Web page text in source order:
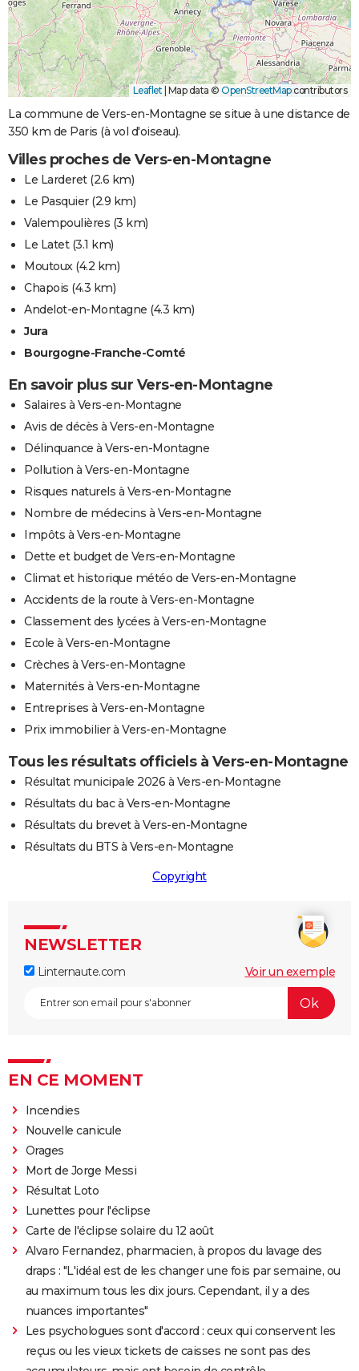
Leaflet Map data © OpenStreetMapcontributors
La commune de Vers-en-Montagne se situe à une distance de
350 km de Paris (à vol d'oiseau).
Villes proches de Vers-en-Montagne
Le Larderet(2.6 km)
Le Pasquier(2.9 km)
Valempoulières (3 km)
Le Latet(3.1 km)
Moutoux(4.2 km)
Chapois (4.3 km)
Andelot-en-Montagne (4.3 km)
Jura
Bourgogne-Franche-Comté
En savoir plus sur Vers-en-Montagne
Salaires à Vers-en-Montagne
Avis de décès à Vers-en-Montagne
Délinquance à Vers-en-Montagne
Pollution à Vers-en-Montagne
Risques naturels à Vers-en-Montagne
Nombre de médecins à Vers-en-Montagne
Impôts à Vers-en-Montagne
Dette et budget de Vers-en-Montagne
Climat et historique météo de Vers-en-Montagne
Accidents de la route à Vers-en-Montagne
Classement des lycées à Vers-en-Montagne
Ecole à Vers-en-Montagne
Crèches à Vers-en-Montagne
Maternités à Vers-en-Montagne
Entreprises à Vers-en-Montagne
Prix immobilier à Vers-en-Montagne
Tous les résultats officiels à Vers-en-Montagne
Résultat municipale 2026 à Vers-en-Montagne
Résultats du bac à Vers-en-Montagne
Résultats du brevet à Vers-en-Montagne
Résultats du BTS à Vers-en-Montagne
Copyright
NEWSLETTER
Linternaute.com Voir un exemple
EN CE MOMENT
Incendies
Nouvelle canicule
Orages
Mort de Jorge Messi
Résultat Loto
Lunettes pour l'éclipse
Carte de l'éclipse solaire du 12 août
Alvaro Fernandez, pharmacien, à propos du lavage des
draps : "L'idéal est de les changer une fois par semaine, ou
au maximum tous les dix jours. Cependant, il y a des
nuances importantes"
Les psychologues sont d'accord : ceux qui conservent les
reçus ou les vieux tickets de caisses ne sont pas des